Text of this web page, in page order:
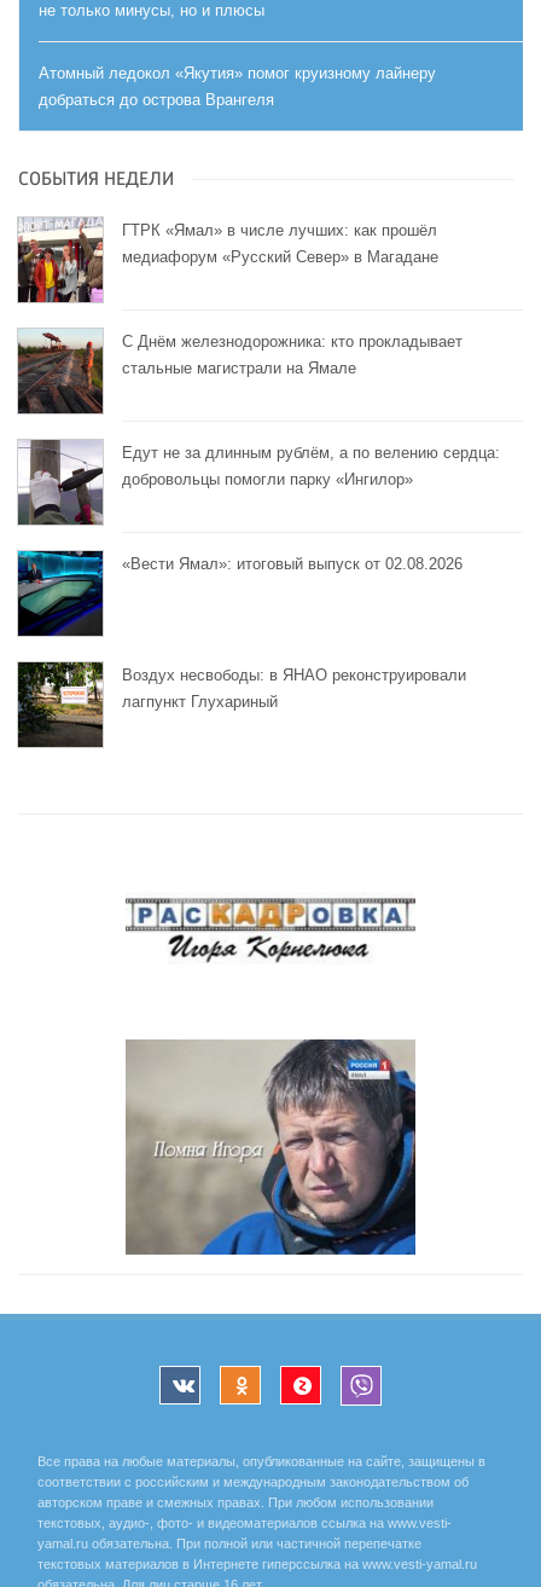
не только минусы, но и плюсы
Атомный ледокол «Якутия» помог круизному лайнеру
добраться до острова Врангеля
СОБЫТИЯ НЕДЕЛИ
ГТРК «Ямал» в числе лучших: как прошёл
медиафорум «Русский Север» в Магадане
С Днём железнодорожника: кто прокладывает
стальные магистрали на Ямале
Едут не за длинным рублём, а по велению сердца:
добровольцы помогли парку «Ингилор»
«Вести Ямал»: итоговый выпуск от 02.08.2026
Воздух несвободы: в ЯНАО реконструировали
лагпункт Глухариный
Все права на любые материалы, опубликованные на сайте, защищены в
соответствии с российским и международным законодательством об
авторском праве и смежных правах. При любом использовании
текстовых, аудио-, фото- и видеоматериалов ссылка на www.vesti-
yamal.ru обязательна. При полной или частичной перепечатке
текстовых материалов в Интернете гиперссылка на www.vesti-yamal.ru